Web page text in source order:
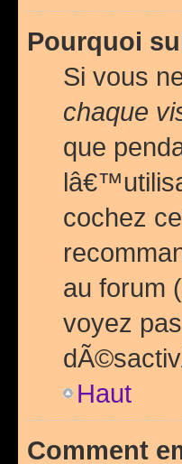
Pourquoi
Si vous
chaque
que
cochez
au forum
voyez
Haut
Comment